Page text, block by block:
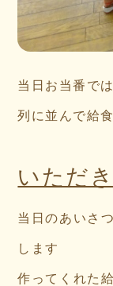
当日お当番で
列に並んで給
いただ
当日のあいさ
します
作ってくれた